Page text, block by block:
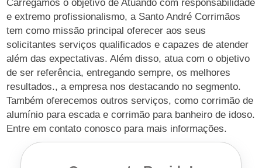
Carregamos o objetivo de Atuando com responsabilidade
e extremo profissionalismo, a Santo André Corrimãos
tem como missão principal oferecer aos seus
solicitantes serviços qualificados e capazes de atender
além das expectativas. Além disso, atua com o objetivo
de ser referência, entregando sempre, os melhores
resultados., a empresa nos destacando no segmento.
Também oferecemos outros serviços, como corrimão de
alumínio para escada e corrimão para banheiro de idoso.
Entre em contato conosco para mais informações.